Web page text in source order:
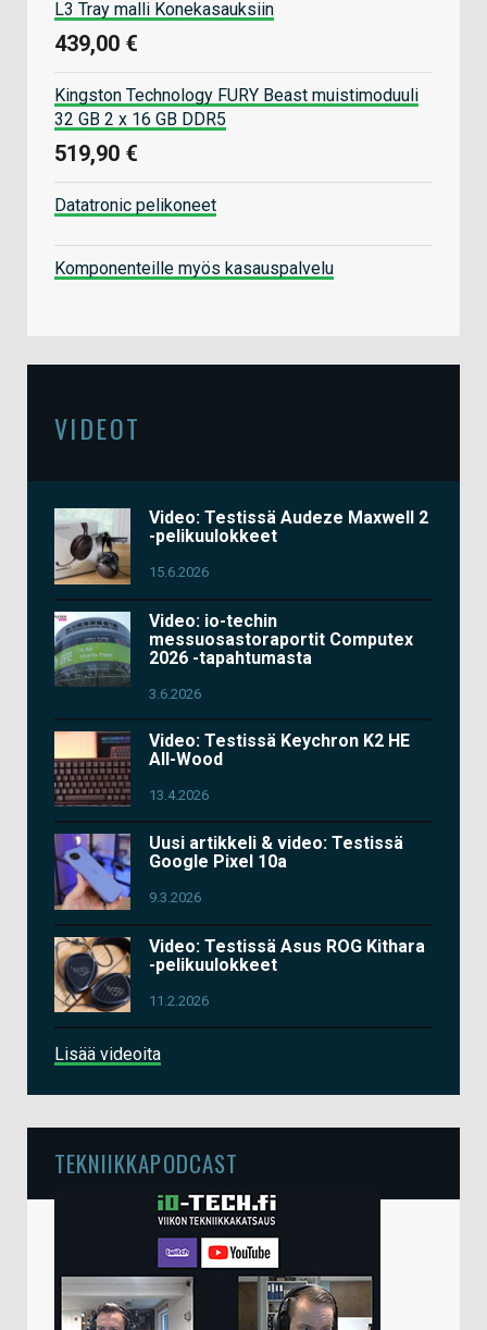
L3 Tray malli Konekasauksiin
439,00 €
Kingston Technology FURY Beast muistimoduuli
32 GB 2 x 16 GB DDR5
519,90 €
Datatronic pelikoneet
Komponenteille myös kasauspalvelu
VIDEOT
Video: Testissä Audeze Maxwell 2
-pelikuulokkeet
15.6.2026
Video: io-techin
messuosastoraportit Computex
2026 -tapahtumasta
3.6.2026
Video: Testissä Keychron K2 HE
All-Wood
13.4.2026
Uusi artikkeli & video: Testissä
Google Pixel 10a
9.3.2026
Video: Testissä Asus ROG Kithara
-pelikuulokkeet
11.2.2026
Lisää videoita
TEKNIIKKAPODCAST